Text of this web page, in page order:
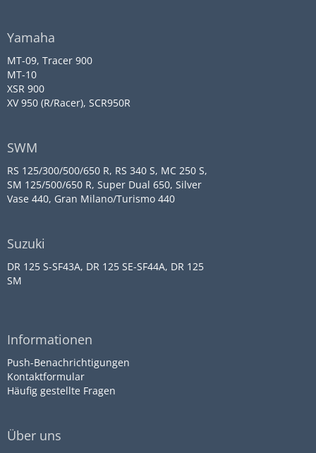
Yamaha
MT-09, Tracer 900
MT-10
XSR 900
XV 950 (R/Racer), SCR950R
SWM
RS 125/300/500/650 R, RS 340 S, MC 250 S,
SM 125/500/650 R, Super Dual 650, Silver
Vase 440, Gran Milano/Turismo 440
Suzuki
DR 125 S-SF43A, DR 125 SE-SF44A, DR 125
SM
Informationen
Push-Benachrichtigungen
Kontaktformular
Häufig gestellte Fragen
Über uns